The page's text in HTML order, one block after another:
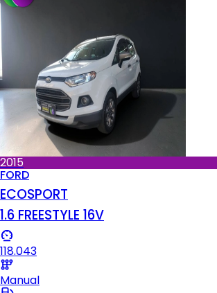
2015
FORD
ECOSPORT
1.6 FREESTYLE 16V
118.043
Manual